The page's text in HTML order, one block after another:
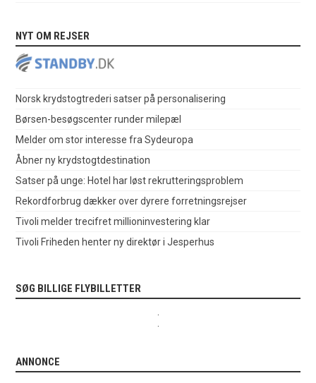
NYT OM REJSER
Norsk krydstogtrederi satser på personalisering
Børsen-besøgscenter runder milepæl
Melder om stor interesse fra Sydeuropa
Åbner ny krydstogtdestination
Satser på unge: Hotel har løst rekrutteringsproblem
Rekordforbrug dækker over dyrere forretningsrejser
Tivoli melder trecifret millioninvestering klar
Tivoli Friheden henter ny direktør i Jesperhus
SØG BILLIGE FLYBILLETTER
ANNONCE